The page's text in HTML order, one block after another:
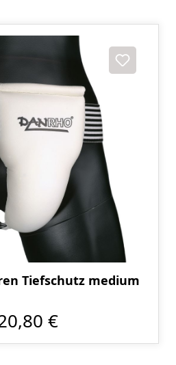
Tiefschutz medium
€